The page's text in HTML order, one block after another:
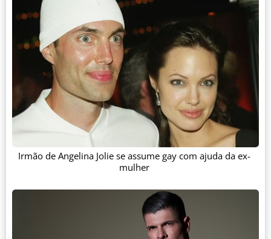
Irmão de Angelina Jolie se assume gay com ajuda da ex-
mulher